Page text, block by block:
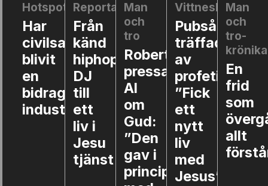
Reportage
Från
känd
hiphop-
till
ett
Jesu
tjänst
Man
och
tro
Robert
pressade
om
Gud:
”Den
gav i
princip
Vittnesbörd
Pubsångaren
träffades
av
profetia:
”Fick
ett
nytt
liv
med
Jesus”
Man
och
tro-
krönika
En
frid
som
övergår
allt
förstånd
–
är